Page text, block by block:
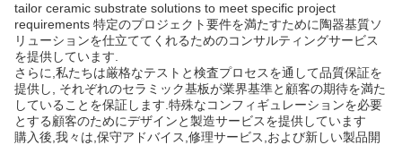
tailor ceramic substrate solutions to meet specific project
requirements 特定のプロジェクト要件を満たすために陶器基質ソ
リューションを仕立ててくれるためのコンサルティングサービス
を提供しています.
さらに,私たちは厳格なテストと検査プロセスを通して品質保証を
提供し, それぞれのセラミック基板が業界基準と顧客の期待を満た
していることを保証します.特殊なコンフィギュレーションを必要
とする顧客のためにデザインと製造サービスを提供しています
購入後,我々は,保守アドバイス,修理サービス,および新しい製品開